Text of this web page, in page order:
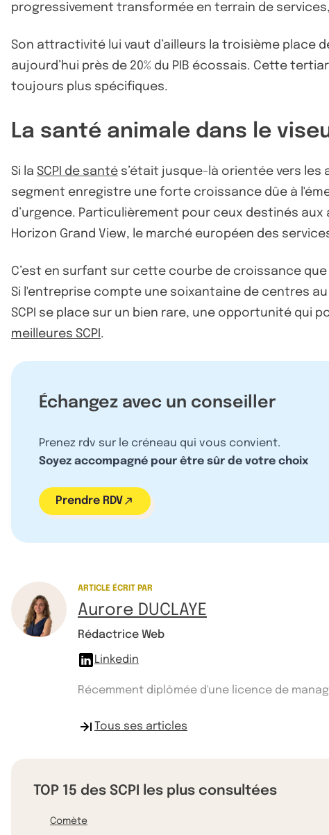
progressivement transformée en terrain de
Son attractivité lui vaut d’ailleurs la troisième place
aujourd’hui près de 20% du PIB écossais. Cette
toujours plus spécifiques.
La santé animale dans le
Si la SCPI de santé s’était jusque-là orientée vers les
segment enregistre une forte croissance dûe à
d’urgence. Particulièrement pour ceux destinés
Horizon Grand View, le marché européen des
C’est en surfant sur cette courbe de croissance
Si l'entreprise compte une soixantaine de centres
SCPI se place sur un bien rare, une opportunité qui
meilleures SCPI .
Échangez avec un conseiller
Prenez rdv sur le créneau qui vous convient.
Soyez accompagné pour être sûr de votre choix
Prendre RDV
ARTICLE ÉCRIT PAR
Aurore DUCLAYE
Rédactrice Web
Linkedin
Récemment diplômée d'une licence de
Tous ses articles
TOP 15 des SCPI les plus consultées
Comète